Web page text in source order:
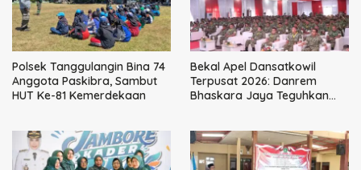
Polsek Tanggulangin Bina 74
Anggota Paskibra, Sambut
HUT Ke-81 Kemerdekaan
Bekal Apel Dansatkowil
Terpusat 2026: Danrem
Bhaskara Jaya Teguhkan